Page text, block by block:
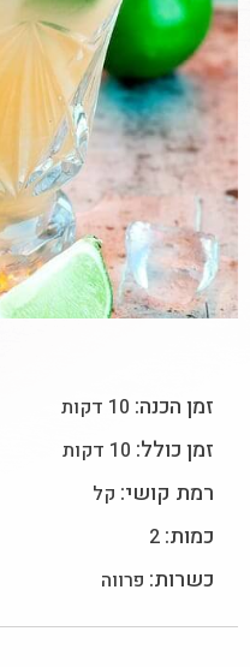
זמן הכנה: 10 דקות
זמן כולל: 10 דקות
רמת קושי: קל
כמות: 2
כשרות: פרווה